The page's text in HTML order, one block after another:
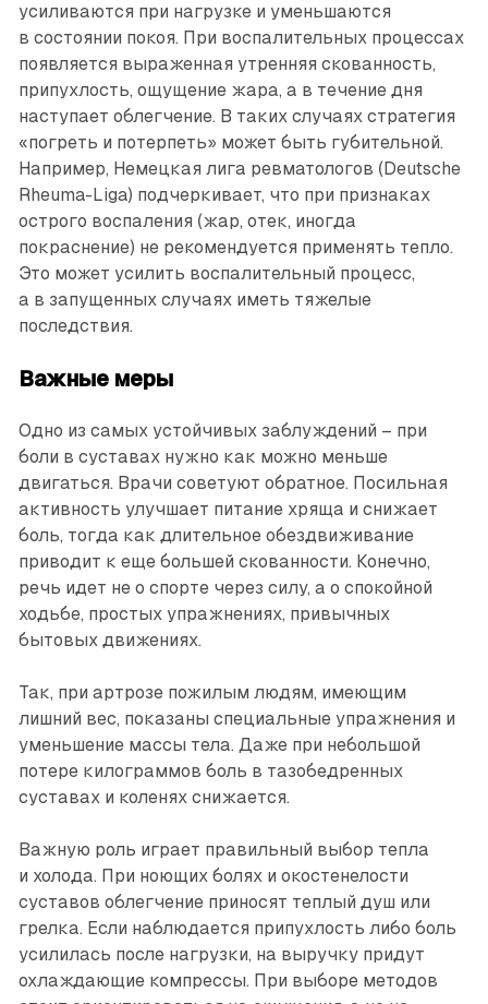
усиливаются при нагрузке и уменьшаются
в состоянии покоя. При воспалительных процессах
появляется выраженная утренняя скованность,
припухлость, ощущение жара, а в течение дня
наступает облегчение. В таких случаях стратегия
«погреть и потерпеть» может быть губительной.
Например, Немецкая лига ревматологов (Deutsche
Rheuma-Liga) подчеркивает, что при признаках
острого воспаления (жар, отек, иногда
покраснение) не рекомендуется применять тепло.
Это может усилить воспалительный процесс,
а в запущенных случаях иметь тяжелые
последствия.
Важные меры
Одно из самых устойчивых заблуждений – при
боли в суставах нужно как можно меньше
двигаться. Врачи советуют обратное. Посильная
активность улучшает питание хряща и снижает
боль, тогда как длительное обездвиживание
приводит к еще большей скованности. Конечно,
речь идет не о спорте через силу, а о спокойной
ходьбе, простых упражнениях, привычных
бытовых движениях.
Так, при артрозе пожилым людям, имеющим
лишний вес, показаны специальные упражнения и
уменьшение массы тела. Даже при небольшой
потере килограммов боль в тазобедренных
суставах и коленях снижается.
Важную роль играет правильный выбор тепла
и холода. При ноющих болях и окостенелости
суставов облегчение приносят теплый душ или
грелка. Если наблюдается припухлость либо боль
усилилась после нагрузки, на выручку придут
охлаждаю­щие компрессы. При выборе методов